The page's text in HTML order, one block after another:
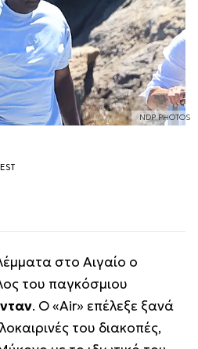
NDP PHOTOS
στο Αιγαίο ο
του παγκόσμιου
. Ο «Air» επέλεξε ξανά
του διακοπές,